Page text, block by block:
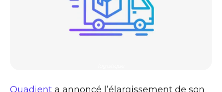
Quadient a annoncé l’élargissement de son